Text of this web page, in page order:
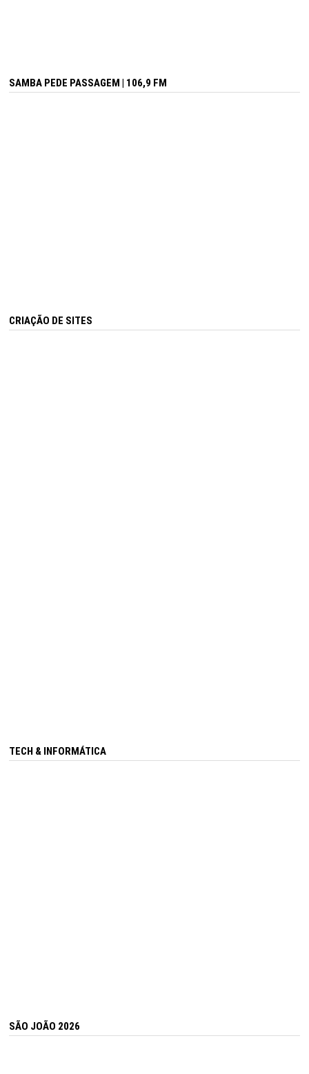
SAMBA PEDE PASSAGEM | 106,9 FM
CRIAÇÃO DE SITES
TECH & INFORMÁTICA
SÃO JOÃO 2026